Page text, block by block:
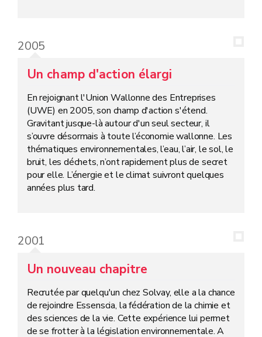
2005
Un champ d'action élargi
En rejoignant l'Union Wallonne des Entreprises
(UWE) en 2005, son champ d'action s'étend.
Gravitant jusque-là autour d'un seul secteur, il
s’ouvre désormais à toute l’économie wallonne. Les
thématiques environnementales, l’eau, l’air, le sol, le
bruit, les déchets, n’ont rapidement plus de secret
pour elle. L’énergie et le climat suivront quelques
années plus tard.
2001
Un nouveau chapitre
Recrutée par quelqu'un chez Solvay, elle a la chance
de rejoindre Essenscia, la fédération de la chimie et
des sciences de la vie. Cette expérience lui permet
de se frotter à la législation environnementale. A